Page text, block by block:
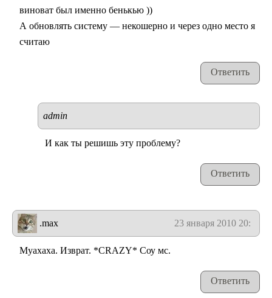
виноват был именно бенькью ))
А обновлять систему — некошерно и через одно место я
считаю
Ответить
admin
И как ты решишь эту проблему?
Ответить
.max 23 января 2010 20:00
Муахаха. Изврат. *CRAZY* Соу мс.
Ответить